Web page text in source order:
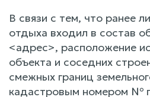
В связи с тем, что ранее
отдыха входил в состав
<адрес>, расположение
объекта и соседних
смежных границ
кадастровым номером №